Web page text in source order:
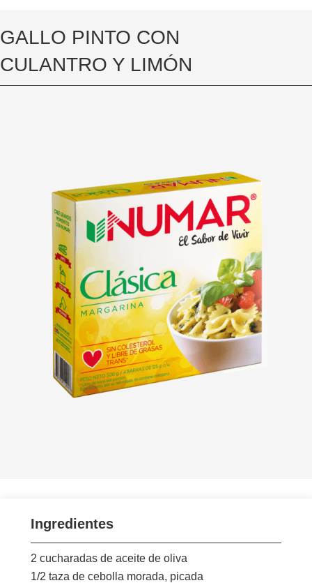
GALLO PINTO CON
CULANTRO Y LIMÓN
Ingredientes
2 cucharadas de aceite de oliva
1/2 taza de cebolla morada, picada